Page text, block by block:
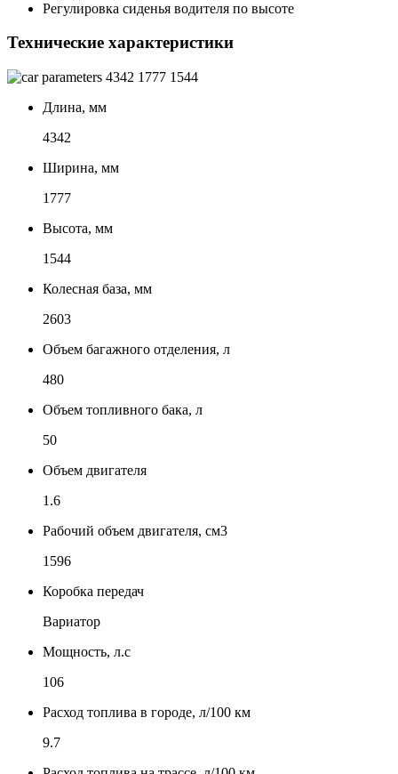
Регулировка сиденья водителя по высоте
Технические характеристики
4342 1777 1544
Длина, мм
4342
Ширина, мм
1777
Высота, мм
1544
Колесная база, мм
2603
Объем багажного отделения, л
480
Объем топливного бака, л
50
Объем двигателя
1.6
Рабочий объем двигателя, см3
1596
Коробка передач
Вариатор
Мощность, л.с
106
Расход топлива в городе, л/100 км
9.7